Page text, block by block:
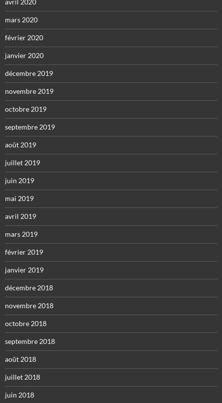
avril 2020
mars 2020
février 2020
janvier 2020
décembre 2019
novembre 2019
octobre 2019
septembre 2019
août 2019
juillet 2019
juin 2019
mai 2019
avril 2019
mars 2019
février 2019
janvier 2019
décembre 2018
novembre 2018
octobre 2018
septembre 2018
août 2018
juillet 2018
juin 2018